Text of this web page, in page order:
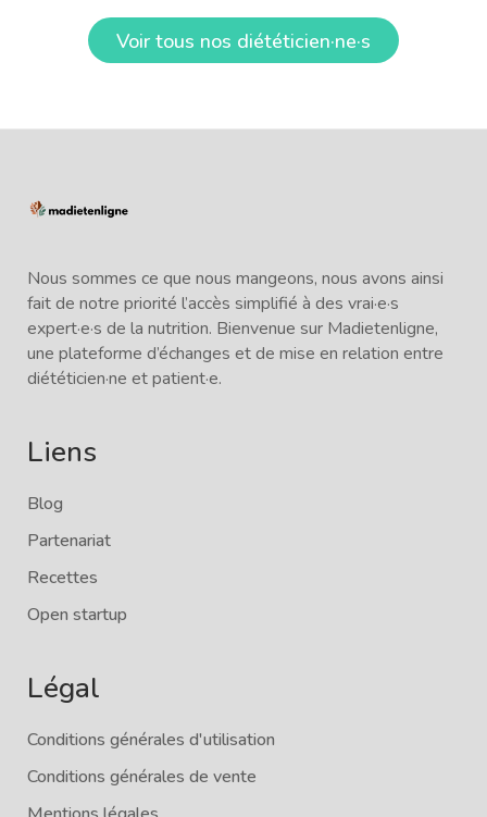
Voir tous nos diététicien·ne·s
Nous sommes ce que nous mangeons, nous avons ainsi
fait de notre priorité l’accès simplifié à des vrai·e·s
expert·e·s de la nutrition. Bienvenue sur Madietenligne,
une plateforme d’échanges et de mise en relation entre
diététicien·ne et patient·e.
Liens
Blog
Partenariat
Recettes
Open startup
Légal
Conditions générales d'utilisation
Conditions générales de vente